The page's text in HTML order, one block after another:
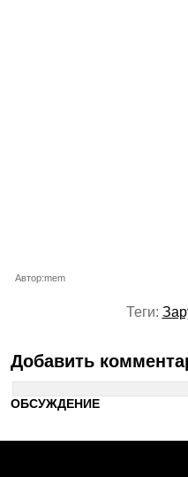
Автор:mem
Теги:
Добавить
ОБСУЖДЕНИЕ